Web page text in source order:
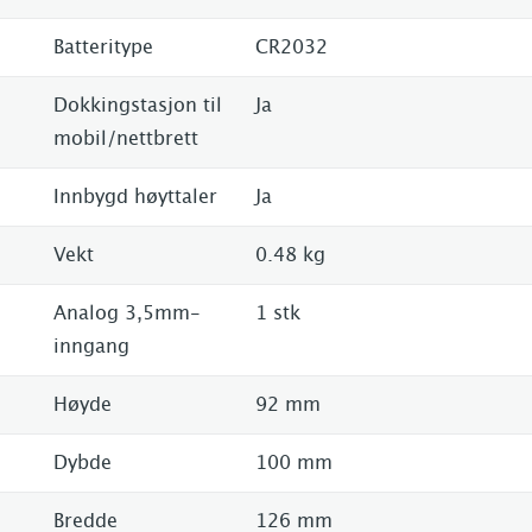
Batteritype CR2032
Dokkingstasjon til
mobil/nettbrett
Ja
Innbygd høyttaler Ja
Vekt 0.48 kg
Analog 3,5mm-
inngang
1 stk
Høyde 92 mm
Dybde 100 mm
Bredde 126 mm